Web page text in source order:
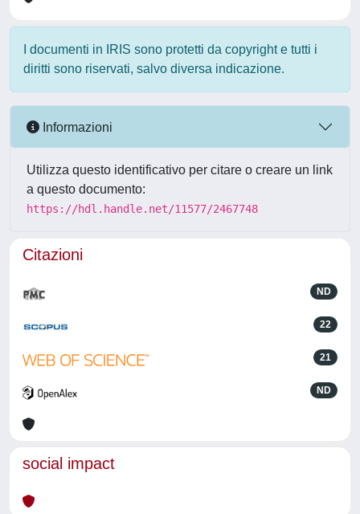
I documenti in IRIS sono protetti da copyright e tutti i
diritti sono riservati, salvo diversa indicazione.
Informazioni
Utilizza questo identificativo per citare o creare un link
a questo documento:
https://hdl.handle.net/11577/2467748
Citazioni
ND
22
21
ND
social impact